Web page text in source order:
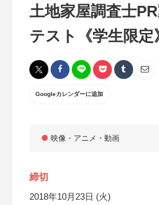
土地家屋調査士
テスト《学生限定
Googleカレンダーに追加
映像・アニメ・動画
締切
2018年10月23日 (火)